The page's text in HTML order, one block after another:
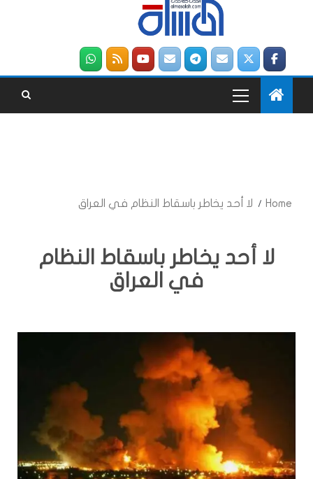
Home لا أحد يخاطر باسقاط النظام في العراق
لا أحد يخاطر باسقاط النظام
في العراق